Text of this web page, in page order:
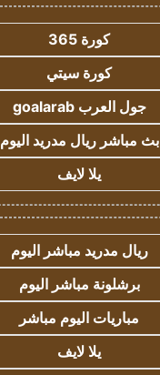
كورة 365
كورة سيتي
جول العرب goalarab
بث مباشر ريال مدريد اليوم
يلا لايف
ريال مدريد مباشر اليوم
برشلونة مباشر اليوم
مباريات اليوم مباشر
يلا لايف